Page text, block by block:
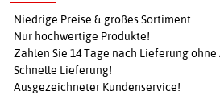
Niedrige Preise & großes Sortiment
Nur hochwertige Produkte!
Zahlen Sie 14 Tage nach Lieferung
Schnelle Lieferung!
Ausgezeichneter Kundenservice!